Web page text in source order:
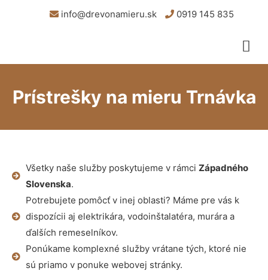
info@drevonamieru.sk 0919 145 835
Prístrešky na mieru Trnávka
Všetky naše služby poskytujeme v rámci Západného
Slovenska.
Potrebujete pomôcť v inej oblasti? Máme pre vás k
dispozícii aj elektrikára, vodoinštalatéra, murára a
ďalších remeselníkov.
Ponúkame komplexné služby vrátane tých, ktoré nie
sú priamo v ponuke webovej stránky.